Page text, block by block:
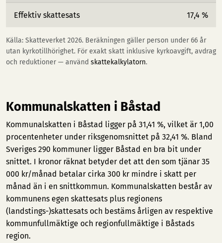
Effektiv skattesats 17,4 %
Källa: Skatteverket 2026. Beräkningen gäller person under 66 år
utan kyrkotillhörighet. För exakt skatt inklusive kyrkoavgift, avdrag
och reduktioner — använd skattekalkylatorn.
Kommunalskatten i Båstad
Kommunalskatten i Båstad ligger på 31,41 %, vilket är 1,00
procentenheter under riksgenomsnittet på 32,41 %. Bland
Sveriges 290 kommuner ligger Båstad en bra bit under
snittet. I kronor räknat betyder det att den som tjänar 35
000 kr/månad betalar cirka 300 kr mindre i skatt per
månad än i en snittkommun. Kommunalskatten består av
kommunens egen skattesats plus regionens
(landstings-)skattesats och bestäms årligen av respektive
kommunfullmäktige och regionfullmäktige i Båstads
region.